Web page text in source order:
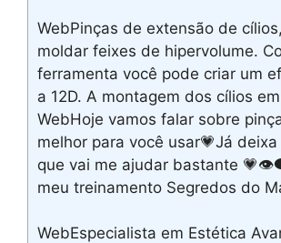
WebPinças de extensão de
moldar feixes de hipervolume.
ferramenta você pode criar um
a 12D. A montagem dos cílios
WebHoje vamos falar sobre
melhor para você usar💗Já
que vai me ajudar bastante
meu treinamento Segredos do
WebEspecialista em Estética